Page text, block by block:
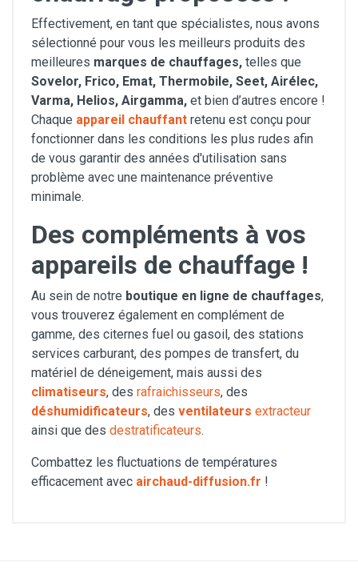
Effectivement, en tant que spécialistes, nous avons
sélectionné pour vous les meilleurs produits des
meilleures marques de chauffages, telles que
Sovelor, Frico, Emat, Thermobile, Seet, Airélec,
Varma, Helios, Airgamma, et bien d’autres encore !
Chaque appareil chauffant retenu est conçu pour
fonctionner dans les conditions les plus rudes afin
de vous garantir des années d'utilisation sans
problème avec une maintenance préventive
minimale.
Des compléments à vos
appareils de chauffage !
Au sein de notre boutique en ligne de chauffages,
vous trouverez également en complément de
gamme, des citernes fuel ou gasoil, des stations
services carburant, des pompes de transfert, du
matériel de déneigement, mais aussi des
climatiseurs, des rafraichisseurs, des
déshumidificateurs, des ventilateurs extracteur
ainsi que des destratificateurs.
Combattez les fluctuations de températures
efficacement avec airchaud-diffusion.fr !